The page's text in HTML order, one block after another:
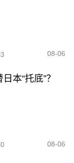
08-06
本“托底”？
08-06